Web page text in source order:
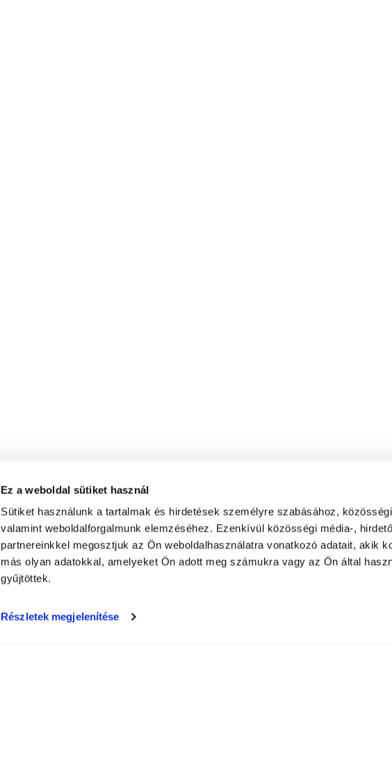
Ez a weboldal sütiket használ
Sütiket használunk a tartalmak és hirdetések személyre szabásához,
valamint weboldalforgalmunk elemzéséhez. Ezenkívül közösségi média-,
partnereinkkel megosztjuk az Ön weboldalhasználatra vonatkozó adatait, akik
más olyan adatokkal, amelyeket Ön adott meg számukra vagy az Ön által
gyűjtöttek.
Részletek megjelenítése